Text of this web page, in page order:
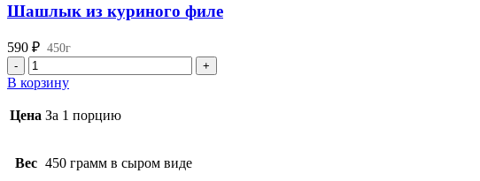
Шашлык из куриного филе
590 ₽ 450г
Количество
товара
Шашлык
из
В корзину
Цена За 1 порцию
Вес 450 грамм в сыром виде